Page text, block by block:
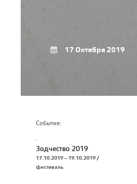
17 Октября 2019
Событие:
Зодчество 2019
17.10.2019 – 19.10.2019 /
фестиваль